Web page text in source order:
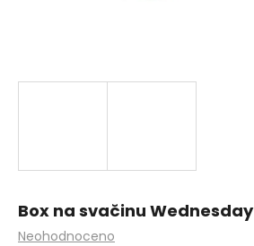
Průměrné
Neohodnoceno
Box na svačinu Wednesday
t
HLEDAT